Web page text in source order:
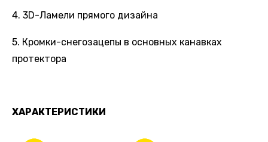
4. 3D-Ламели прямого дизайна
5. Кромки-снегозацепы в основных канавках
протектора
ХАРАКТЕРИСТИКИ